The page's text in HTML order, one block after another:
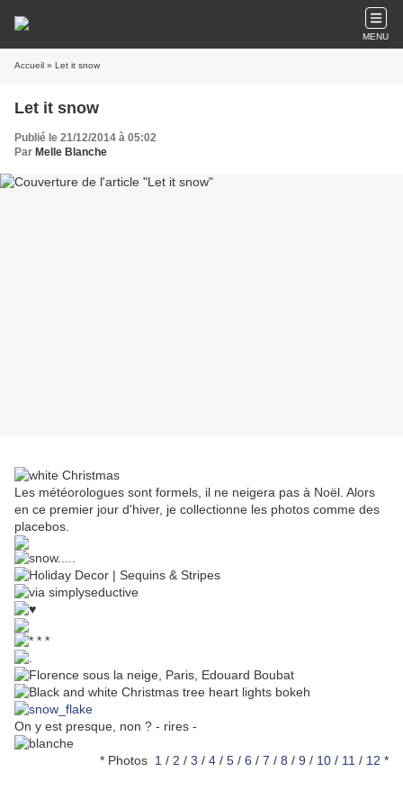
MENU
Accueil » Let it snow
Let it snow
Publié le 21/12/2014 à 05:02
Par Melle Blanche
Les météorologues sont formels, il ne neigera pas à Noël. Alors
en ce premier jour d'hiver, je collectionne les photos comme des
placebos.
On y est presque, non ? - rires -
* Photos 1 / 2 / 3 / 4 / 5 / 6 / 7 / 8 / 9 / 10 / 11 / 12 *